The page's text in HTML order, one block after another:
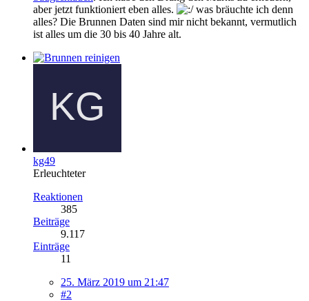
aber jetzt funktioniert eben alles.
was bräuchte ich denn
alles? Die Brunnen Daten sind mir nicht bekannt, vermutlich
ist alles um die 30 bis 40 Jahre alt.
kg49
Erleuchteter
Reaktionen
385
Beiträge
9.117
Einträge
11
25. März 2019 um 21:47
#2